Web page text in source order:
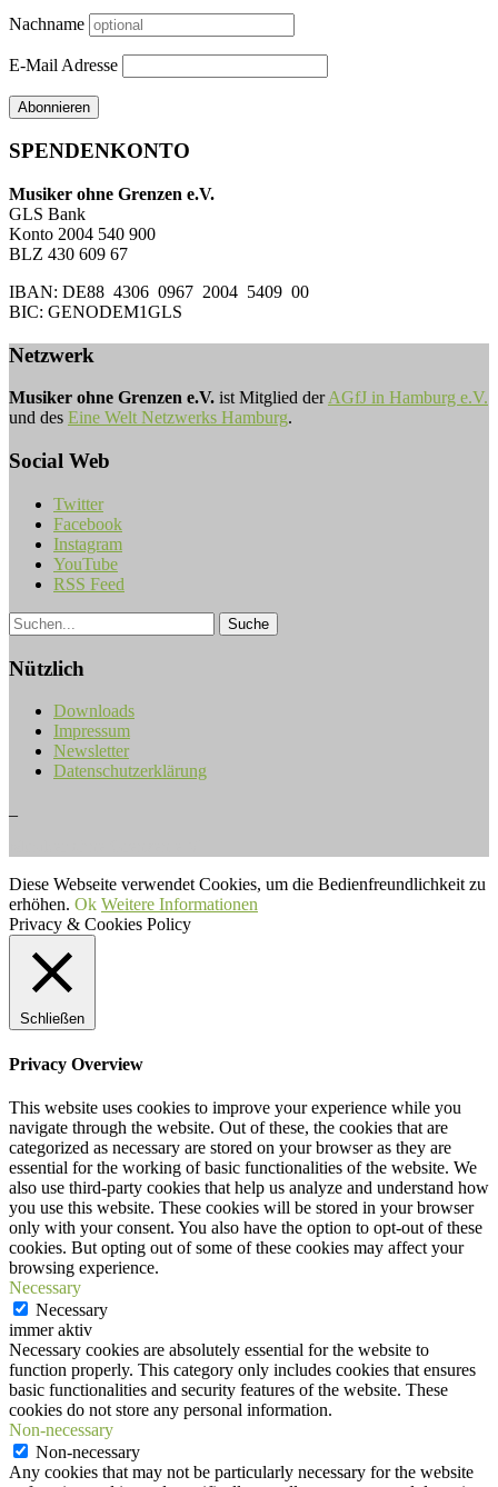
Nachname
E-Mail Adresse
SPENDENKONTO
Musiker ohne Grenzen e.V.
GLS Bank
Konto 2004 540 900
BLZ 430 609 67
IBAN: DE88 4306 0967 2004 5409 00
BIC: GENODEM1GLS
Netzwerk
Musiker ohne Grenzen e.V. ist Mitglied derAGfJ in Hamburg e.V.
und des Eine Welt Netzwerks Hamburg.
Social Web
Twitter
Facebook
Instagram
YouTube
RSS Feed
Nützlich
Downloads
Impressum
Newsletter
Datenschutzerklärung
Diese Webseite verwendet Cookies, um die Bedienfreundlichkeit zu
erhöhen. Ok Weitere Informationen
Privacy & Cookies Policy
Schließen
Privacy Overview
This website uses cookies to improve your experience while you
navigate through the website. Out of these, the cookies that are
categorized as necessary are stored on your browser as they are
essential for the working of basic functionalities of the website. We
also use third-party cookies that help us analyze and understand how
you use this website. These cookies will be stored in your browser
only with your consent. You also have the option to opt-out of these
cookies. But opting out of some of these cookies may affect your
browsing experience.
Necessary
Necessary
immer aktiv
Necessary cookies are absolutely essential for the website to
function properly. This category only includes cookies that ensures
basic functionalities and security features of the website. These
cookies do not store any personal information.
Non-necessary
Non-necessary
Any cookies that may not be particularly necessary for the website